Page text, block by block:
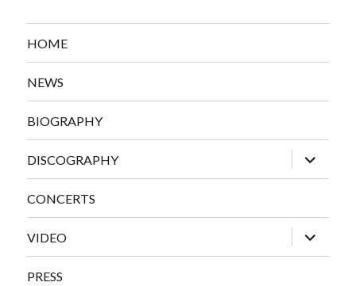
HOME
NEWS
BIOGRAPHY
DISCOGRAPHY
expand
child
menu
CONCERTS
VIDEO
expand
child
menu
PRESS